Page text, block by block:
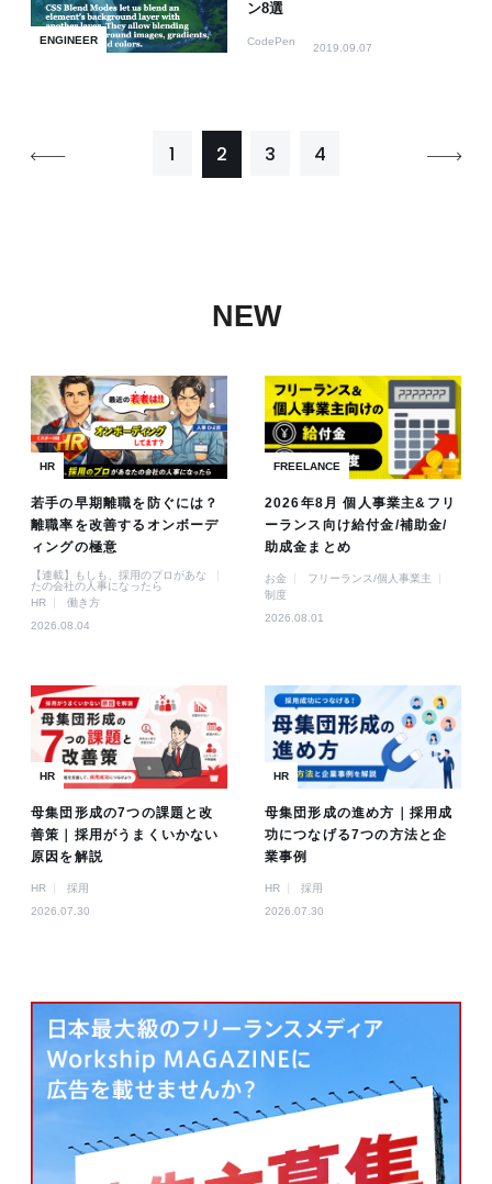
ENGINEER
ン8選
CodePen
2019.09.07
1 2 3 4
NEW
HR
若手の早期離職を防ぐには？
離職率を改善するオンボーデ
ィングの極意
【連載】もしも、採用のプロがあな
たの会社の人事になったら
HR
働き方
2026.08.04
FREELANCE
2026年8月 個人事業主&フリ
ーランス向け給付金/補助金/
助成金まとめ
お金
フリーランス/個人事業主
制度
2026.08.01
HR
母集団形成の7つの課題と改
善策｜採用がうまくいかない
原因を解説
HR
採用
2026.07.30
HR
母集団形成の進め方｜採用成
功につなげる7つの方法と企
業事例
HR
採用
2026.07.30